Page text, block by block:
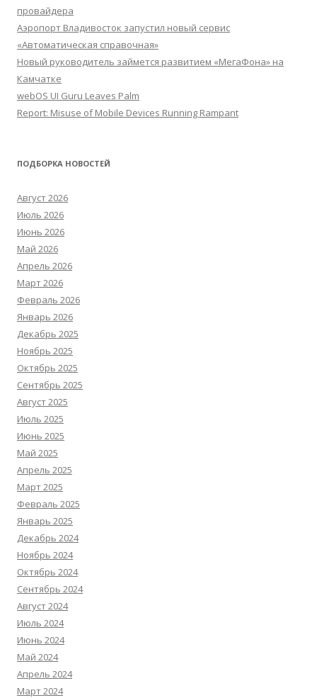
провайдера
Аэропорт Владивосток запустил новый сервис
«Автоматическая справочная»
Новый руководитель займется развитием «МегаФона» на
Камчатке
webOS UI Guru Leaves Palm
Report: Misuse of Mobile Devices Running Rampant
ПОДБОРКА НОВОСТЕЙ
Август 2026
Июль 2026
Июнь 2026
Май 2026
Апрель 2026
Март 2026
Февраль 2026
Январь 2026
Декабрь 2025
Ноябрь 2025
Октябрь 2025
Сентябрь 2025
Август 2025
Июль 2025
Июнь 2025
Май 2025
Апрель 2025
Март 2025
Февраль 2025
Январь 2025
Декабрь 2024
Ноябрь 2024
Октябрь 2024
Сентябрь 2024
Август 2024
Июль 2024
Июнь 2024
Май 2024
Апрель 2024
Март 2024